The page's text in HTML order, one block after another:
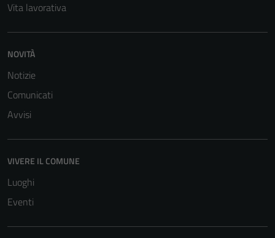
Vita lavorativa
NOVITÀ
Notizie
Comunicati
Avvisi
VIVERE IL COMUNE
Luoghi
Eventi